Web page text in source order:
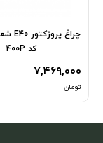
کد 400P
۷,۴۶۹,۰۰۰
تومان